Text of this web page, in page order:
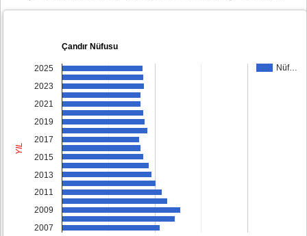
Çandır Nüfusu
Nüf…
2025
2023
2021
2019
2017
2015
2013
2011
2009
2007
YIL